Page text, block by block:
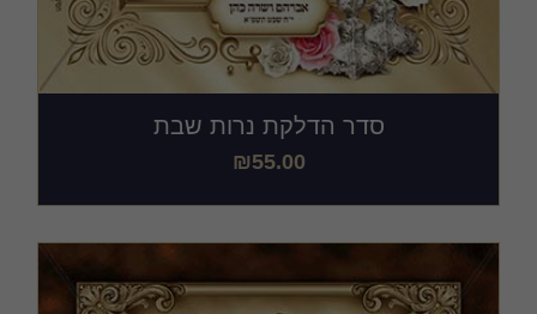
סדר הדלקת נרות שבת
₪55.00